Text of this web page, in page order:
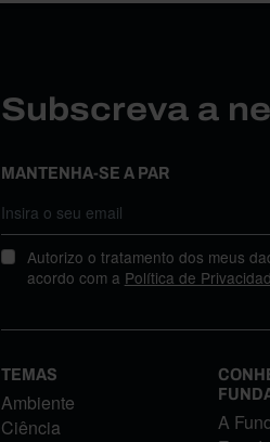
Subscreva a
MANTENHA-SE A PAR
Autorizo o tratamento dos meus
acordo com a Política de
TEMAS
Ambiente
Ciência
A